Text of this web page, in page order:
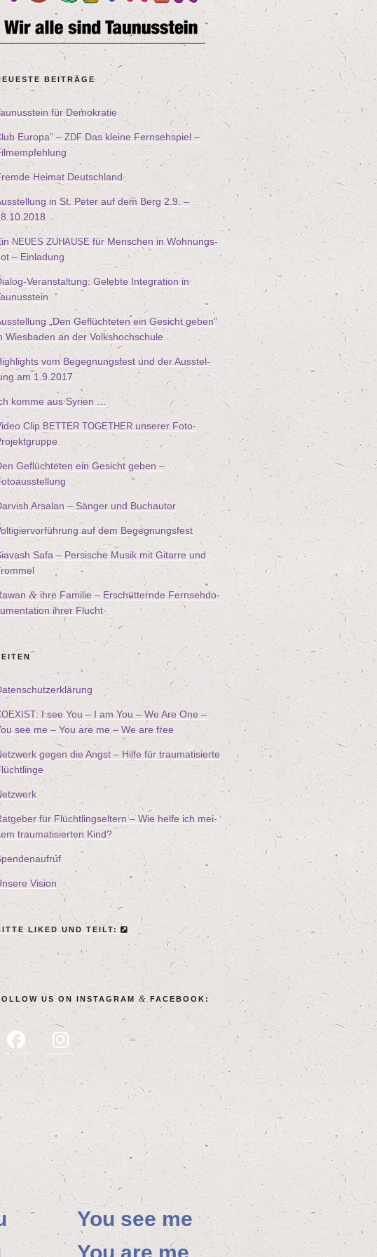
BEITRÄGE
für Demokratie
Euro­pa” –ZDFDas klei­ne Fern­seh­spiel –
Hei­mat Deutschland
in St. Peter auf dem Berg 2 9. –
. 10.2018
NEUES ZUHAUSEfür Men­schen in Woh­nungs­
– Einladung
Ver­an­stal­tung: Geleb­te Inte­gra­ti­on in
„Den Geflüch­te­ten ein Gesicht geben”
Wies­ba­den an der Volkshochschule
vom Begeg­nungs­fest und der Aus­stel­
am 1.9 2017
kom­me aus Syrien …
Clip BETTER TOGETHERunse­rer Foto-
Geflüch­te­ten ein Gesicht geben –
Arsalan – Sän­ger und Buchautor
auf dem Begegnungsfest
Safa – Per­si­sche Musik mit Gitar­re und
&ihre Fami­lie – Erschüt­tern­de Fern­seh­do­
ihrer Flucht
: I see You – I am You – We Are One –
see me – You are me – We are free
gegen die Angst – Hil­fe für trau­ma­ti­sier­te
für Flücht­lings­el­tern – Wie hel­fe ich mei­
trau­ma­ti­sier­ten Kind?
Vision
LIK­ED UND TEILT:
US ON INSTA­GRAM &FACEBOOK:
You see me
You are me